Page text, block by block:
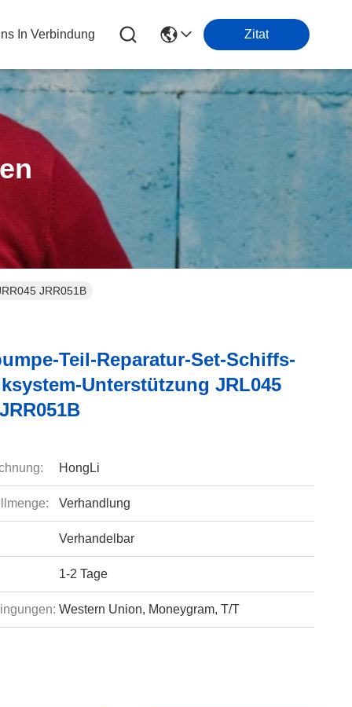
In Verbindung Zitat
JRR051B
Teil-Reparatur-Set-Schiffs-
Unterstützung JRL045
HongLi
Verhandlung
Verhandelbar
1-2 Tage
Western Union, Moneygram, T/T